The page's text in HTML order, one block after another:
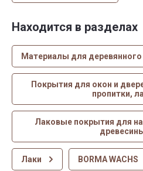
Находится в разделах
Материалы для
Покрытия для окон и
пропитки,
Лаковые покрытия для
Лаки BORMA WACHS